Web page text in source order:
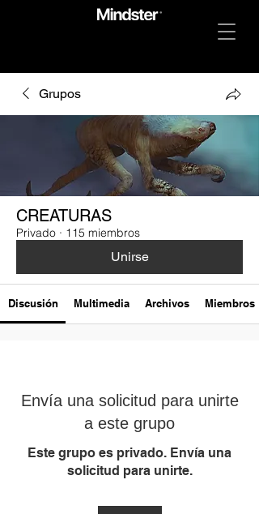
Grupos
CREATURAS
Privado · 115 miembros
Unirse
Discusión Multimedia Archivos Miembros
Envía una solicitud para unirte
a este grupo
Este grupo es privado. Envía una
solicitud para unirte.